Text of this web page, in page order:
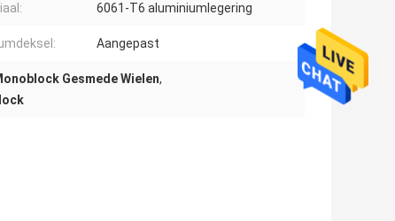
6061-T6 aluminiumlegering
Aangepast
Gesmede Wielen,